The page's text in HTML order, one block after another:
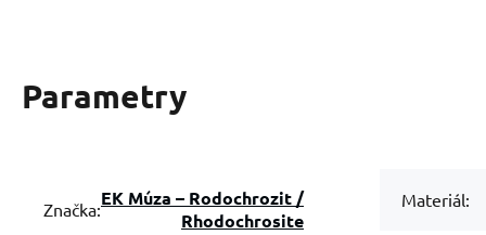
Parametry
Značka:EK Múza – Rodochrozit /
Rhodochrosite
Materiál: